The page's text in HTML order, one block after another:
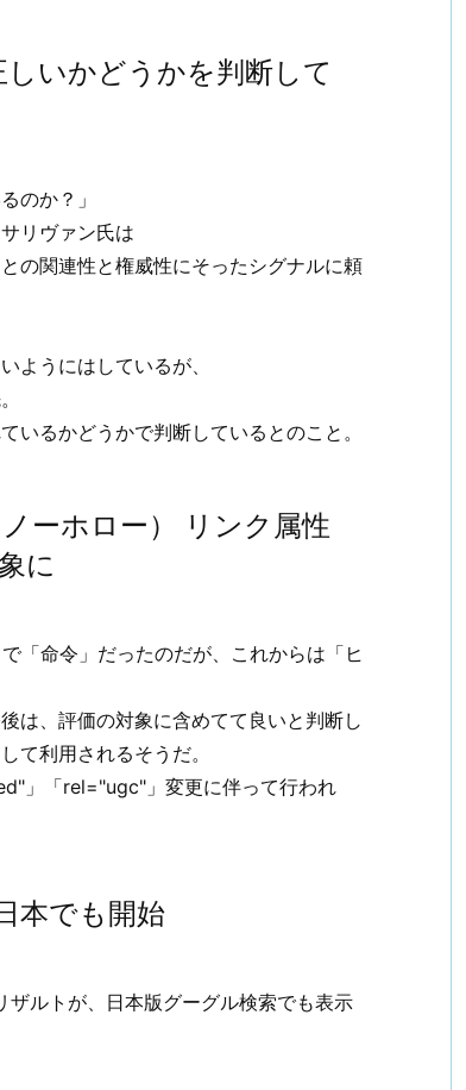
いかどうかを判断して
のか？」
リヴァン氏は
の関連性と権威性にそったシグナルに頼
ようにはしているが、
いるかどうかで判断しているとのこと。
ーホロー） リンク属性
に
「命令」だったのだが、これからは「ヒ
は、評価の対象に含めてて良いと判断し
て利用されるそうだ。
」「rel="ugc"」変更に伴って行われ
本でも開始
ルトが、日本版グーグル検索でも表示